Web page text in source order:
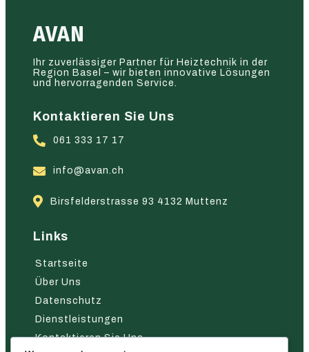
AVAN
Ihr zuverlässiger Partner für Heiztechnik in der
Region Basel – wir bieten innovative Lösungen
und hervorragenden Service.
Kontaktieren Sie Uns
061 333 17 17
info@avan.ch
Birsfelderstrasse 93 4132 Muttenz
Links
Startseite
Über Uns
Datenschutz
Dienstleistungen
Kontaktieren Sie Uns